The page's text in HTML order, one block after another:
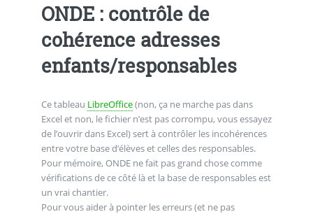
ONDE : contrôle de
cohérence adresses
enfants/responsables
Ce tableau LibreOffice(non, ça ne marche pas dans
Excel et non, le fichier n’est pas corrompu, vous essayez
de l’ouvrir dans Excel) sert à contrôler les incohérences
entre votre base d’élèves et celles des responsables.
Pour mémoire, ONDE ne fait pas grand chose comme
vérifications de ce côté là et la base de responsables est
un vrai chantier.
Pour vous aider à pointer les erreurs (et ne pas